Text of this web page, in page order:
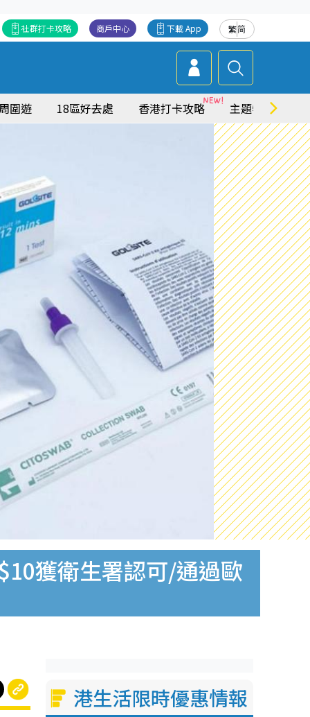
繁简
下載 App
商戶中心
社群打卡攻略
圍遊 18區好去處 香港打卡攻略 主題特集
獲衛生署認可/通過歐
港生活限時優惠情報